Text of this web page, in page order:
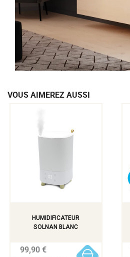
VOUS AIMEREZ AUSSI
HUMIDIFICATEUR
SOLNAN BLANC
99,90 €